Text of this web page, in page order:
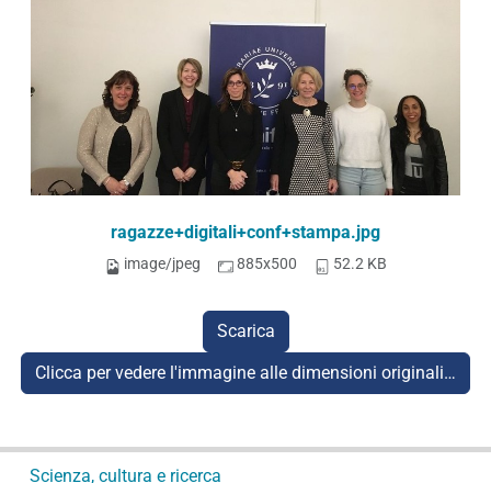
ragazze+digitali+conf+stampa.jpg
image/jpeg 885x500 52.2 KB
Scarica
Clicca per vedere l'immagine alle dimensioni originali…
Scienza, cultura e ricerca